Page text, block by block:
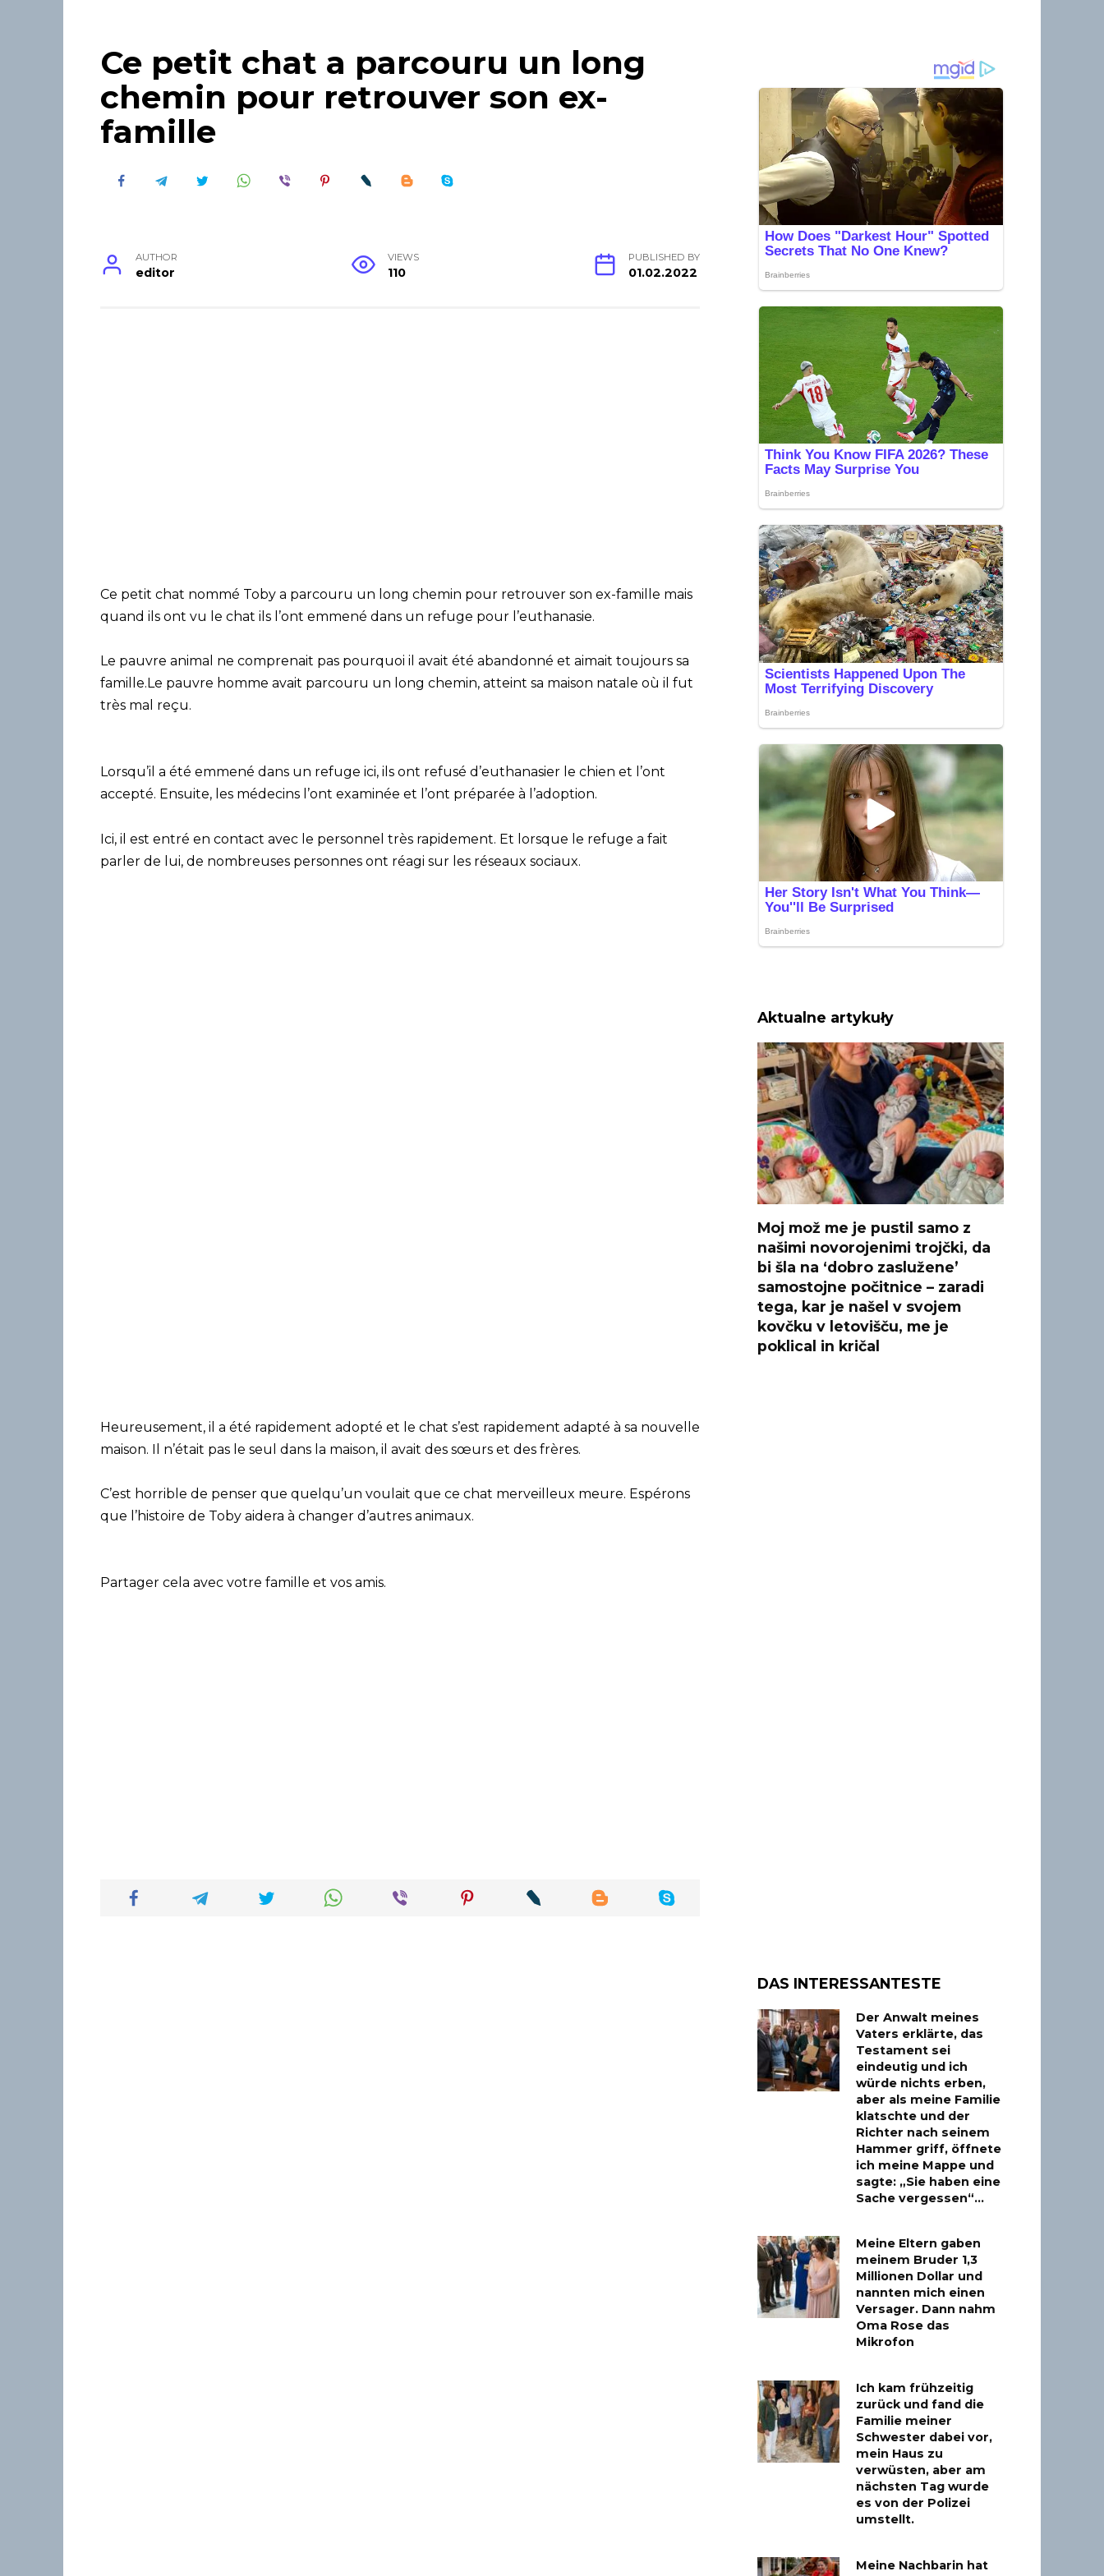
Ce petit chat a parcouru un long
chemin pour retrouver son ex-
famille
AUTHOR
editor
VIEWS
110
PUBLISHED BY
01.02.2022
Ce petit chat nommé Toby a parcouru un long chemin pour retrouver son ex-famille mais
quand ils ont vu le chat ils l’ont emmené dans un refuge pour l’euthanasie.
Le pauvre animal ne comprenait pas pourquoi il avait été abandonné et aimait toujours sa
famille.Le pauvre homme avait parcouru un long chemin, atteint sa maison natale où il fut
très mal reçu.
Lorsqu’il a été emmené dans un refuge ici, ils ont refusé d’euthanasier le chien et l’ont
accepté. Ensuite, les médecins l’ont examinée et l’ont préparée à l’adoption.
Ici, il est entré en contact avec le personnel très rapidement. Et lorsque le refuge a fait
parler de lui, de nombreuses personnes ont réagi sur les réseaux sociaux.
Heureusement, il a été rapidement adopté et le chat s’est rapidement adapté à sa nouvelle
maison. Il n’était pas le seul dans la maison, il avait des sœurs et des frères.
C’est horrible de penser que quelqu’un voulait que ce chat merveilleux meure. Espérons
que l’histoire de Toby aidera à changer d’autres animaux.
Partager cela avec votre famille et vos amis.
Aktualne artykuły
Moj mož me je pustil samo z
našimi novorojenimi trojčki, da
bi šla na ‘dobro zaslužene’
samostojne počitnice – zaradi
tega, kar je našel v svojem
kovčku v letovišču, me je
poklical in kričal
DAS INTERESSANTESTE
Der Anwalt meines
Vaters erklärte, das
Testament sei
eindeutig und ich
würde nichts erben,
aber als meine Familie
klatschte und der
Richter nach seinem
Hammer griff, öffnete
ich meine Mappe und
sagte: „Sie haben eine
Sache vergessen“…
Meine Eltern gaben
meinem Bruder 1,3
Millionen Dollar und
nannten mich einen
Versager. Dann nahm
Oma Rose das
Mikrofon
Ich kam frühzeitig
zurück und fand die
Familie meiner
Schwester dabei vor,
mein Haus zu
verwüsten, aber am
nächsten Tag wurde
es von der Polizei
umstellt.
Meine Nachbarin hat